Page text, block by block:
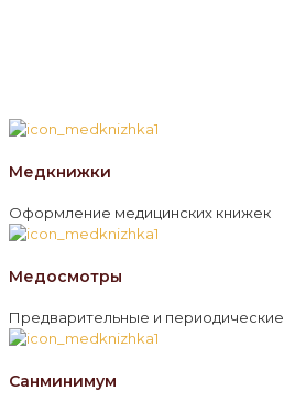
Медкнижки
Оформление медицинских книжек
Медосмотры
Предварительные и периодические
Санминимум